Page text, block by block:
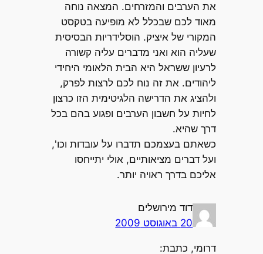
את הערבים והמזרחים. המצאה נוחה
מאוד לכם שבכלל לא מופיעה בטקסט
המקורי של איציק. הוסלידריות הבסיסית
שעליה הוא ואני מדברים עליה קשורה
לרעיון ששראל היא הבית הלאומי היחידי
ליהודים. את זה נוח לכם לרצות לפרק,
ולהציג את הדרישה הלגיטימית הזו כרצון
לחיות על חשבון הערבים ופגוע בהם בכל
דרך שהיא.
כשאתם בעצמכם תדברו על עובדות וכו',
ועל דברים מציאותיים, אולי יתייחסו
אליכם בדרך ראויה יותר.
דוד מירושלים
20 באוגוסט 2009
דרומי, כתבת: